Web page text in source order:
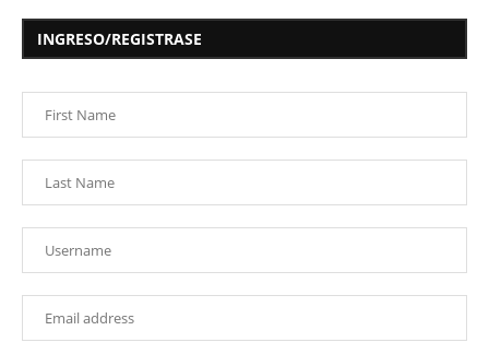
INGRESO/REGISTRASE